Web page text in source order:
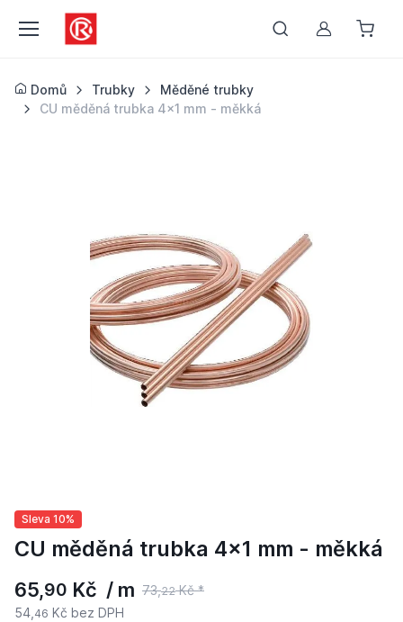
Můj účet
Domů Trubky
Měděné trubky
CU měděná trubka 4x1 mm - měkká
Sleva 10%
CU měděná trubka 4x1 mm - měkká
65,90 Kč / m 73,22Kč *
54, 46 Kč bez DPH